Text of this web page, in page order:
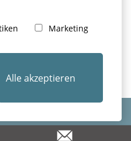
Marketing
Alle akzeptieren
Erbrecht Greifswald